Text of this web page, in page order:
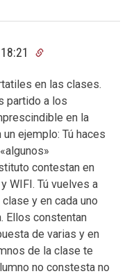
en las clases.
partido a los
en la
ejemplo: Tú haces
contestan en
WIFI. Tú vuelves a
y en cada uno
Ellos constentan
de varias y en
de la clase te
no constesta no